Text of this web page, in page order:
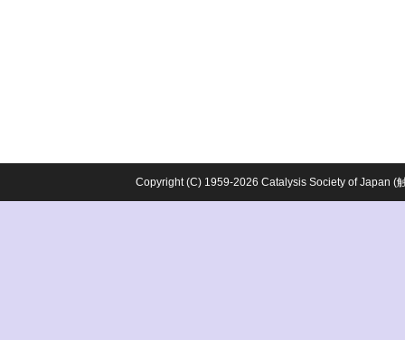
Copyright (C) 1959-2026 Catalysis Society of Japan (